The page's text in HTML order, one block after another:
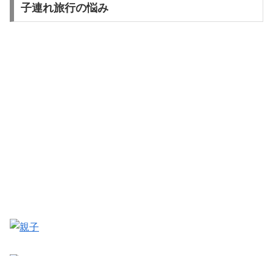
子連れ旅行の悩み